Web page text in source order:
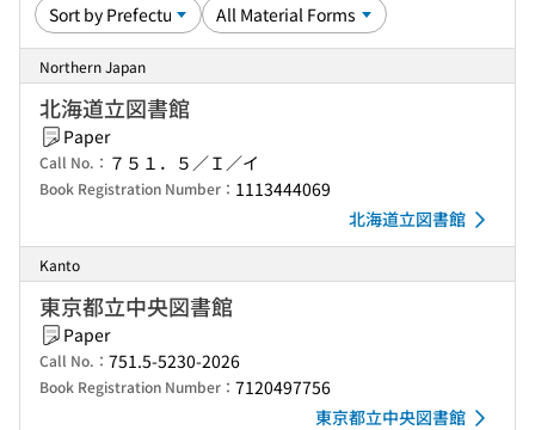
Northern Japan
北海道立図書館
Paper
Call No.： ７５１．５／Ｉ／イ
Book Registration Number： 1113444069
北海道立図書館
Kanto
東京都立中央図書館
Paper
Call No.： 751.5-5230-2026
Book Registration Number： 7120497756
東京都立中央図書館